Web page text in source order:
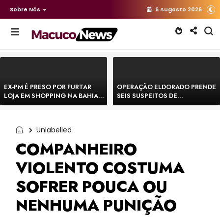
Sobre Nós 6 Augosto 2026
EX-PM É PRESO POR FURTAR
LOJA EM SHOPPING NA BAHIA E
ESCAPA CORRENDO DE
OPERAÇÃO ELDORADO PRENDE
SEIS SUSPEITOS DE
MOVIMENTAR R$ 25 MILHÕES
Unlabelled
COMPANHEIRO
VIOLENTO COSTUMA
SOFRER POUCA OU
NENHUMA PUNIÇÃO